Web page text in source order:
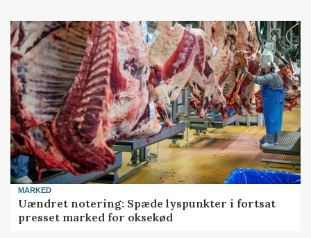
MARKED
Uændret notering: Spæde lyspunkter i fortsat
presset marked for oksekød